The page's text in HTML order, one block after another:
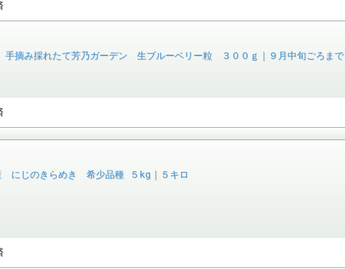
手摘み採れたて芳乃ガーデン 生ブルーベリー粒 ３００ｇ｜９月中旬ごろまで
にじのきらめき 希少品種 ５kg｜５キロ